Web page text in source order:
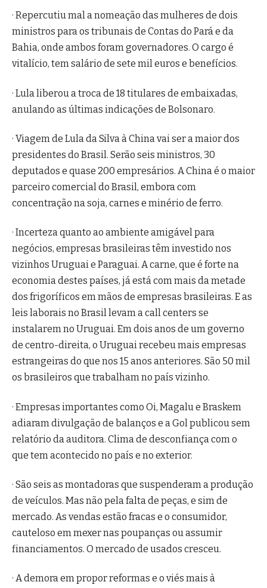
· Repercutiu mal a nomeação das mulheres de dois
ministros para os tribunais de Contas do Pará e da
Bahia, onde ambos foram governadores. O cargo é
vitalício, tem salário de sete mil euros e benefícios.
· Lula liberou a troca de 18 titulares de embaixadas,
anulando as últimas indicações de Bolsonaro.
· Viagem de Lula da Silva à China vai ser a maior dos
presidentes do Brasil. Serão seis ministros, 30
deputados e quase 200 empresários. A China é o maior
parceiro comercial do Brasil, embora com
concentração na soja, carnes e minério de ferro.
· Incerteza quanto ao ambiente amigável para
negócios, empresas brasileiras têm investido nos
vizinhos Uruguai e Paraguai. A carne, que é forte na
economia destes países, já está com mais da metade
dos frigoríficos em mãos de empresas brasileiras. E as
leis laborais no Brasil levam a call centers se
instalarem no Uruguai. Em dois anos de um governo
de centro-direita, o Uruguai recebeu mais empresas
estrangeiras do que nos 15 anos anteriores. São 50 mil
os brasileiros que trabalham no país vizinho.
· Empresas importantes como Oi, Magalu e Braskem
adiaram divulgação de balanços e a Gol publicou sem
relatório da auditora. Clima de desconfiança com o
que tem acontecido no país e no exterior.
· São seis as montadoras que suspenderam a produção
de veículos. Mas não pela falta de peças, e sim de
mercado. As vendas estão fracas e o consumidor,
cauteloso em mexer nas poupanças ou assumir
financiamentos. O mercado de usados cresceu.
· A demora em propor reformas e o viés mais à